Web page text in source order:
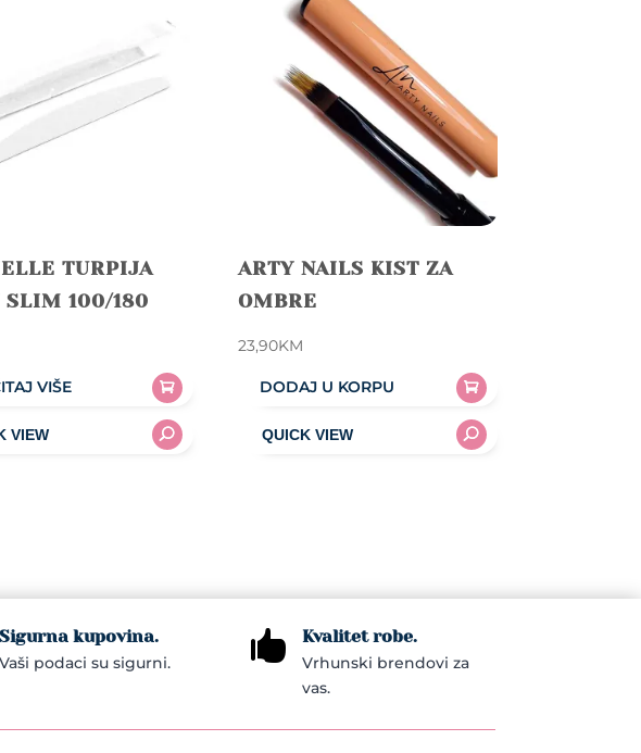
TURPIJA
SLIM 100/180
VIŠE
ARTY NAILS KIST ZA
OMBRE
23,90KM
DODAJ U KORPU
Sigurna kupovina.
Vaši podaci su sigurni.  Kvalitet robe.
Vrhunski brendovi za
vas.